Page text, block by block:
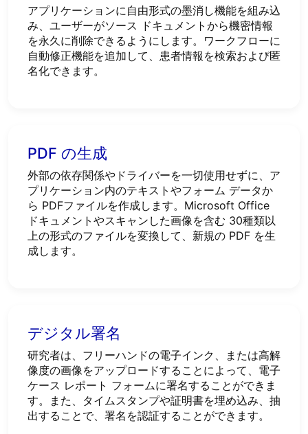
アプリケーションに自由形式の墨消し機能を組み込
み、ユーザーがソース ドキュメントから機密情報
を永久に削除できるようにします。ワークフローに
自動修正機能を追加して、患者情報を検索および匿
名化できます。
PDF の生成
外部の依存関係やドライバーを一切使用せずに、ア
プリケーション内のテキストやフォーム データか
ら PDFファイルを作成します。Microsoft Office
ドキュメントやスキャンした画像を含む 30種類以
上の形式のファイルを変換して、新規の PDF を生
成します。
デジタル署名
研究者は、フリーハンドの電子インク、または高解
像度の画像をアップロードすることによって、電子
ケース レポート フォームに署名することができま
す。また、タイムスタンプや証明書を埋め込み、抽
出することで、署名を認証することができます。